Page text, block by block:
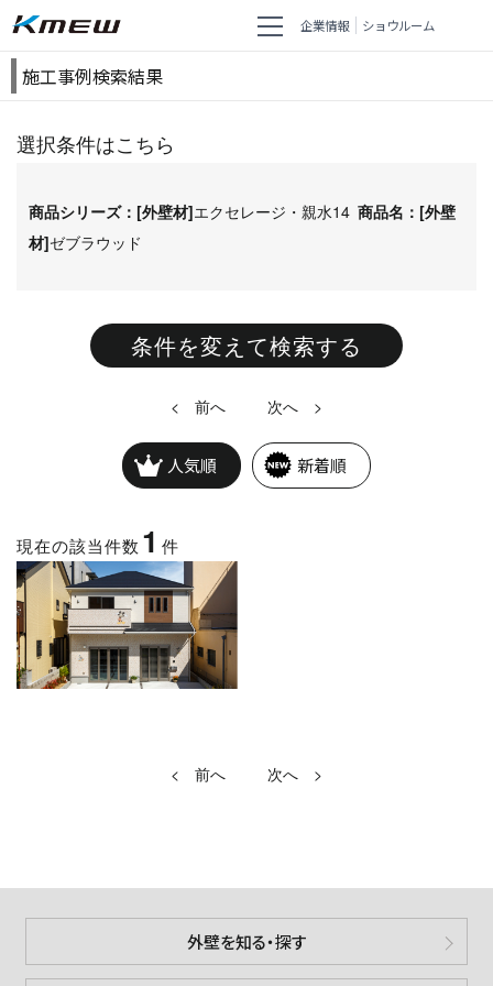
企業情報 ショウルーム
施工事例検索結果
選択条件はこちら
商品シリーズ：[外壁材]エクセレージ・親水14 商品名：[外壁
材]ゼブラウッド
条件を変えて検索する
< >
人気順 新着順
現在の該当件数 1 件
< >
外壁を知る・探す